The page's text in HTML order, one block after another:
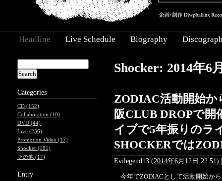
Headline Live Schedule Biography
Shocker: 2014年6
ZODIAC活動開始か
阪CLUB DROPで
イブで5年振りのラ
SHOCKERでは
Evilegend13 (2014年6月12日 22:51) |
今年でZODIACとして活動開始か
Categories
CD (152)
Collaboration (10)
DVD (44)
Live (236)
Promotion Video (17)
Shocker (181)
その他 (17)
Entry